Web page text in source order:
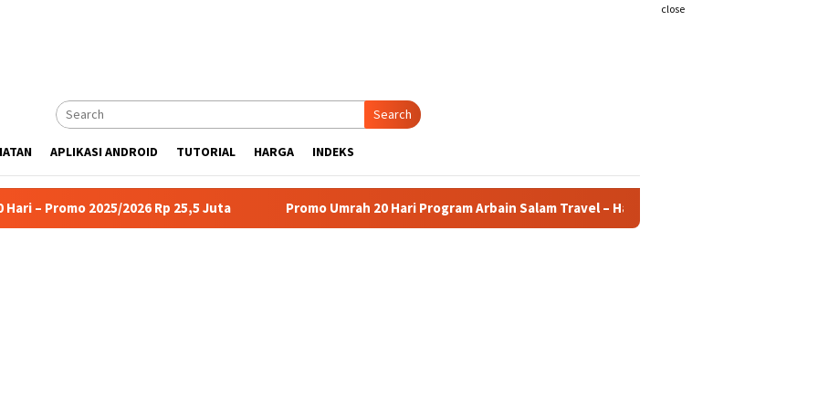
close
Search
APLIKASI ANDROID TUTORIAL HARGA INDEKS
2026 Rp 25,5 Juta Promo Umrah 20 Hari Program Arbain Salam Travel – Hanya Rp 20 Juta (Keberangkatan 1 Oktober 2025)